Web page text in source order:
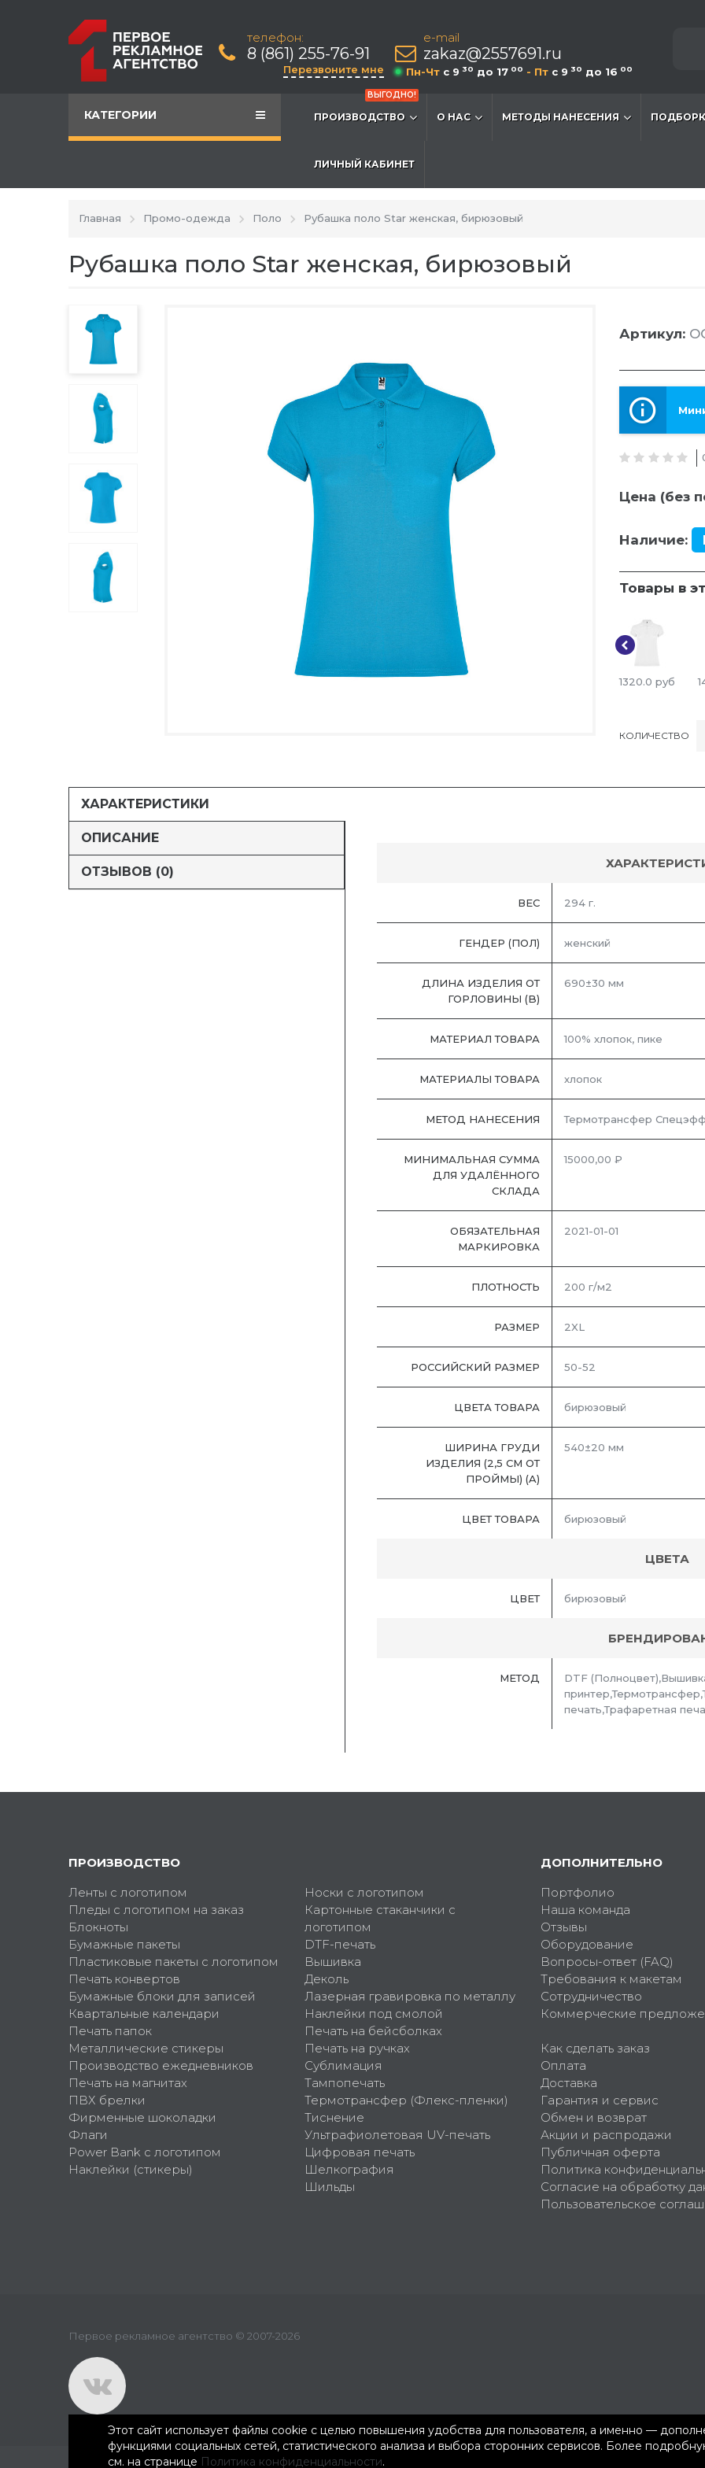
телефон:
8 (861) 255-76-91
Перезвоните мне
e-mail
zakaz@2557691.ru
Пн-Чт c 9 30 до 17 00 - Пт c 9 30 до 16 00
КАТЕГОРИИ
ВЫГОДНО!
ПРОИЗВОДСТВО О НАС МЕТОДЫ НАНЕСЕНИЯ
ЛИЧНЫЙ КАБИНЕТ
Главная Промо-одежда Поло Рубашка поло Star женская, бирюзовый
Рубашка поло Star женская, бирюзовый
Артикул:
Цена (без
Наличие:
Товары в
1320.0 руб
КОЛИЧЕСТВО
ХАРАКТЕРИСТИКИ
ОПИСАНИЕ
ОТЗЫВОВ (0)
ВЕС 294 г.
ГЕНДЕР (ПОЛ) женский
ДЛИНА ИЗДЕЛИЯ ОТ
ГОРЛОВИНЫ (B)
690±30 мм
МАТЕРИАЛ ТОВАРА 100% хлопок, пике
МАТЕРИАЛЫ ТОВАРА хлопок
МЕТОД НАНЕСЕНИЯ Термотрансфер
МИНИМАЛЬНАЯ СУММА
ДЛЯ УДАЛЁННОГО
СКЛАДА
15000,00 ₽
ОБЯЗАТЕЛЬНАЯ
МАРКИРОВКА
2021-01-01
ПЛОТНОСТЬ 200 г/м2
РАЗМЕР 2XL
РОССИЙСКИЙ РАЗМЕР 50-52
ЦВЕТА ТОВАРА бирюзовый
ШИРИНА ГРУДИ
ИЗДЕЛИЯ (2,5 СМ ОТ
ПРОЙМЫ) (A)
540±20 мм
ЦВЕТ ТОВАРА бирюзовый
ЦВЕТА
ЦВЕТ бирюзовый
МЕТОД
DTF
печать,Трафаретная
ПРОИЗВОДСТВО
Ленты с логотипом
Пледы с логотипом на заказ
Блокноты
Бумажные пакеты
Пластиковые пакеты с логотипом
Печать конвертов
Бумажные блоки для записей
Квартальные календари
Печать папок
Металлические стикеры
Производство ежедневников
Печать на магнитах
ПВХ брелки
Фирменные шоколадки
Флаги
Power Bank с логотипом
Наклейки (стикеры)
Носки с логотипом
Картонные стаканчики с
логотипом
DTF-печать
Вышивка
Деколь
Лазерная гравировка по металлу
Наклейки под смолой
Печать на бейсболках
Печать на ручках
Сублимация
Тампопечать
Термотрансфер (Флекс-пленки)
Тиснение
Ультрафиолетовая UV-печать
Цифровая печать
Шелкография
Шильды
ДОПОЛНИТЕЛЬНО
Портфолио
Наша команда
Отзывы
Оборудование
Вопросы-ответ (FAQ)
Требования к макетам
Сотрудничество
Коммерческие
Как сделать заказ
Оплата
Доставка
Гарантия и сервис
Обмен и возврат
Акции и распродажи
Публичная оферта
Политика
Согласие на обработку
Пользовательское
Первое рекламное агентство © 2007-2026
Этот сайт использует файлы cookie с целью повышения удобства для пользователя, а именно —
функциями социальных сетей, статистического анализа и выбора сторонних сервисов. Более
см. на странице Политика конфиденциальности.